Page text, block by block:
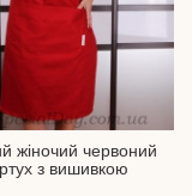
жіночий червоний
з вишивкою